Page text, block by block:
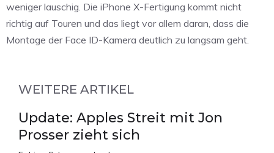
weniger lauschig. Die iPhone X-Fertigung kommt nicht
richtig auf Touren und das liegt vor allem daran, dass die
Montage der Face ID-Kamera deutlich zu langsam geht.
WEITERE ARTIKEL
Update: Apples Streit mit Jon
Prosser zieht sich